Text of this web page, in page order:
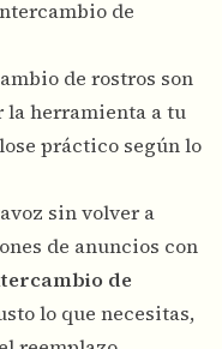
de
de rostros son
la herramienta a tu
práctico según lo
sin volver a
de anuncios con
de
lo que necesitas,